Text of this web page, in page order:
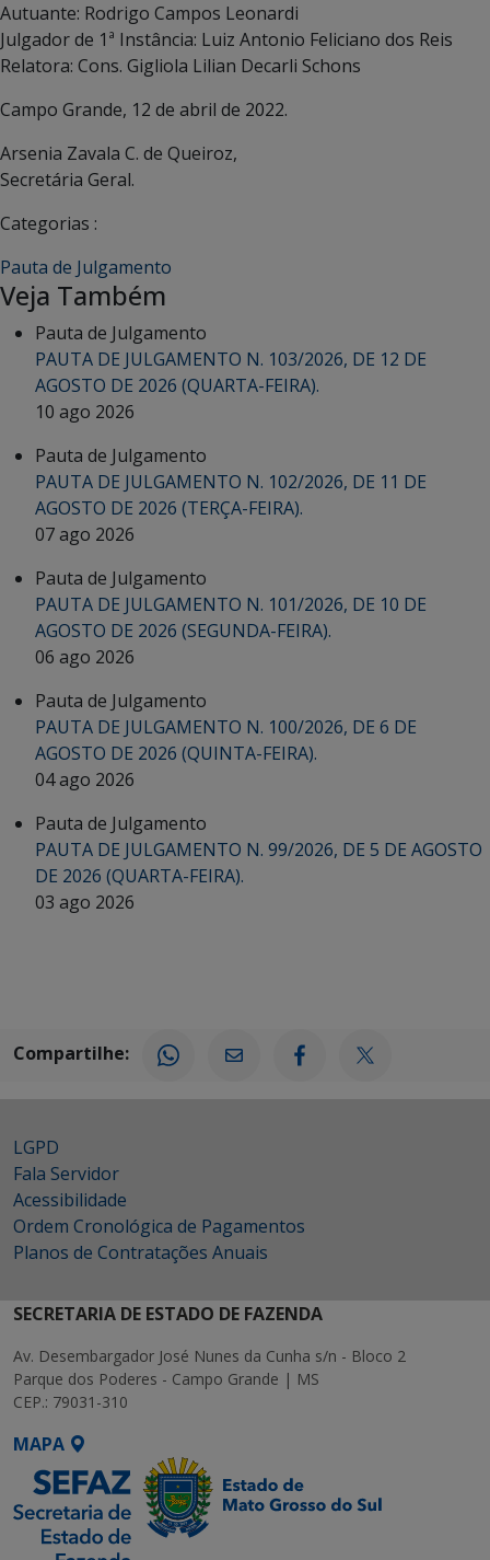
Autuante: Rodrigo Campos Leonardi
Julgador de 1ª Instância: Luiz Antonio Feliciano dos Reis
Relatora: Cons. Gigliola Lilian Decarli Schons
Campo Grande, 12 de abril de 2022.
Arsenia Zavala C. de Queiroz,
Secretária Geral.
Categorias :
Pauta de Julgamento
Veja Também
Pauta de Julgamento
PAUTA DE JULGAMENTO N. 103/2026, DE 12 DE
AGOSTO DE 2026 (QUARTA-FEIRA).
10 ago 2026
Pauta de Julgamento
PAUTA DE JULGAMENTO N. 102/2026, DE 11 DE
AGOSTO DE 2026 (TERÇA-FEIRA).
07 ago 2026
Pauta de Julgamento
PAUTA DE JULGAMENTO N. 101/2026, DE 10 DE
AGOSTO DE 2026 (SEGUNDA-FEIRA).
06 ago 2026
Pauta de Julgamento
PAUTA DE JULGAMENTO N. 100/2026, DE 6 DE
AGOSTO DE 2026 (QUINTA-FEIRA).
04 ago 2026
Pauta de Julgamento
PAUTA DE JULGAMENTO N. 99/2026, DE 5 DE AGOSTO
DE 2026 (QUARTA-FEIRA).
03 ago 2026
Compartilhe:
LGPD
Fala Servidor
Acessibilidade
Ordem Cronológica de Pagamentos
Planos de Contratações Anuais
SECRETARIA DE ESTADO DE FAZENDA
Av. Desembargador José Nunes da Cunha s/n - Bloco 2
Parque dos Poderes - Campo Grande | MS
CEP.: 79031-310
MAPA